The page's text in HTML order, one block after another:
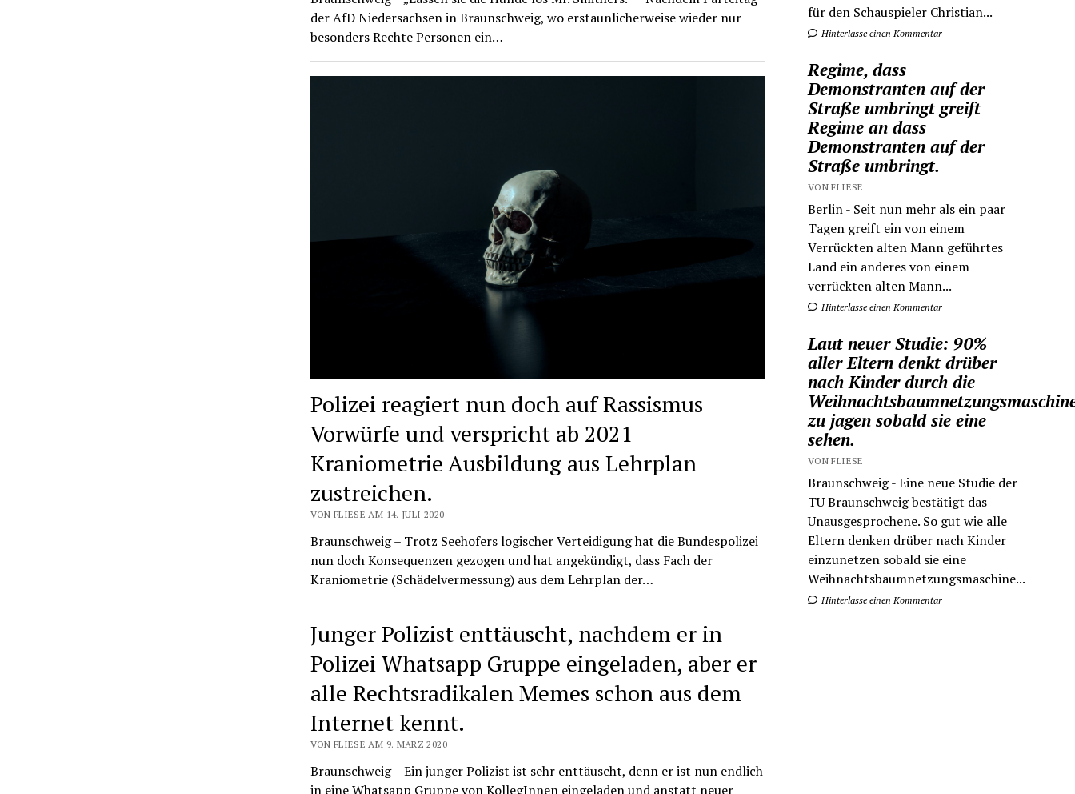
der AfD Niedersachsen in Braunschweig, wo erstaunlicherweise wieder nur
besonders Rechte Personen ein…
Polizei reagiert nun doch auf Rassismus
Vorwürfe und verspricht ab 2021
Kraniometrie Ausbildung aus Lehrplan
zustreichen.
VON FLIESE AM 14. JULI 2020
Braunschweig – Trotz Seehofers logischer Verteidigung hat die Bundespolizei
nun doch Konsequenzen gezogen und hat angekündigt, dass Fach der
Kraniometrie (Schädelvermessung) aus dem Lehrplan der…
Junger Polizist enttäuscht, nachdem er in
Polizei Whatsapp Gruppe eingeladen, aber er
alle Rechtsradikalen Memes schon aus dem
Internet kennt.
VON FLIESE AM 9. MÄRZ 2020
Braunschweig – Ein junger Polizist ist sehr enttäuscht, denn er ist nun endlich
in eine Whatsapp Gruppe von KollegInnen eingeladen und anstatt neuer
für den Schauspieler Christian...
Hinterlasse einen Kommentar
Regime, dass
Demonstranten auf der
Straße umbringt greift
Regime an dass
Demonstranten auf der
Straße umbringt.
VON FLIESE
Berlin - Seit nun mehr als ein paar
Tagen greift ein von einem
Verrückten alten Mann geführtes
Land ein anderes von einem
verrückten alten Mann...
Hinterlasse einen Kommentar
Laut neuer Studie: 90%
aller Eltern denkt drüber
nach Kinder durch die
zu jagen sobald sie eine
sehen.
VON FLIESE
Braunschweig - Eine neue Studie der
TU Braunschweig bestätigt das
Unausgesprochene. So gut wie alle
Eltern denken drüber nach Kinder
einzunetzen sobald sie eine
Weihnachtsbaumnetzungsmaschine...
Hinterlasse einen Kommentar